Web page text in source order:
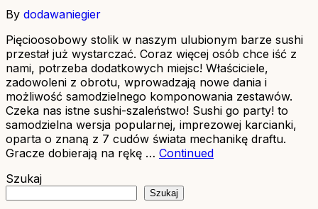
By dodawaniegier
Pięcioosobowy stolik w naszym ulubionym barze sushi
przestał już wystarczać. Coraz więcej osób chce iść z
nami, potrzeba dodatkowych miejsc! Właściciele,
zadowoleni z obrotu, wprowadzają nowe dania i
możliwość samodzielnego komponowania zestawów.
Czeka nas istne sushi-szaleństwo! Sushi go party! to
samodzielna wersja popularnej, imprezowej karcianki,
oparta o znaną z 7 cudów świata mechanikę draftu.
Gracze dobierają na rękę … Continued
Szukaj
Szukaj